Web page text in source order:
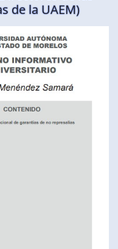
de la UAEM)